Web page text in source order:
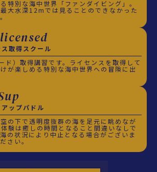
特別な海中世界「ファンダイビング」。
大水深12mでは見ることのできなかった
取得スクール
ド）取得講習です。ライセンスを取得して
が楽しめる特別な海中世界への冒険に出
ップパドル
の下で透明度抜群の海を足元に眺めなが
験は癒しの時間となること間違いなしで
の状況により中止となる場合がございま
さい。